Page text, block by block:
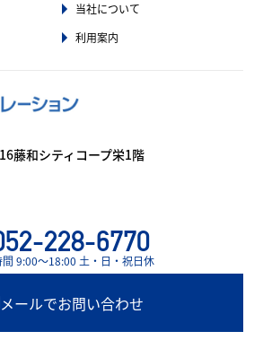
当社について
利用案内
藤和シティコープ栄1階
228-6770
9:00〜18:00 土・日・祝日休
メールでお問い合わせ